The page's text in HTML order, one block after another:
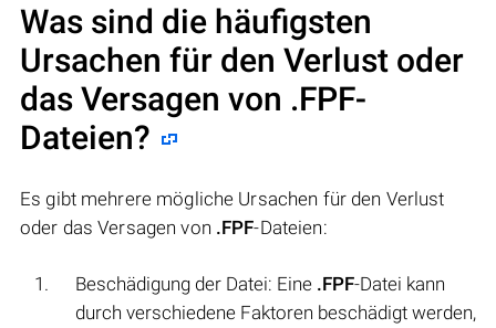
Was sind die häufigsten
Ursachen für den Verlust oder
das Versagen von .FPF-
Dateien?
Es gibt mehrere mögliche Ursachen für den Verlust
oder das Versagen von .FPF-Dateien:
Beschädigung der Datei: Eine .FPF-Datei kann
durch verschiedene Faktoren beschädigt werden,